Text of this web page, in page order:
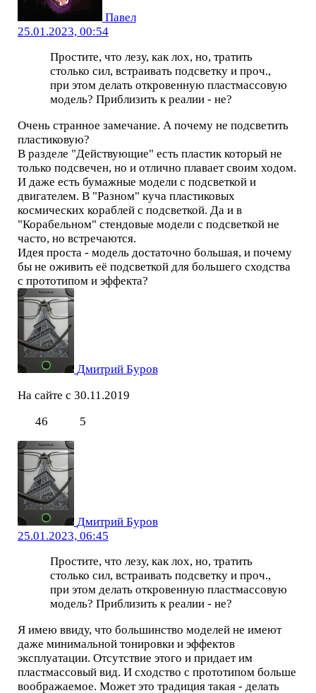
Павел
25.01.2023, 00:54
Простите, что лезу, как лох, но, тратить
столько сил, встраивать подсветку и проч.,
при этом делать откровенную пластмассовую
модель? Приблизить к реалии - не?
Очень странное замечание. А почему не подсветить
пластиковую?
В разделе "Действующие" есть пластик который не
только подсвечен, но и отлично плавает своим ходом.
И даже есть бумажные модели с подсветкой и
двигателем. В "Разном" куча пластиковых
космических кораблей с подсветкой. Да и в
"Корабельном" стендовые модели с подсветкой не
часто, но встречаются.
Идея проста - модель достаточно большая, и почему
бы не оживить её подсветкой для большего сходства
с прототипом и эффекта?
Дмитрий Буров
На сайте с 30.11.2019
46
5
Дмитрий Буров
25.01.2023, 06:45
Простите, что лезу, как лох, но, тратить
столько сил, встраивать подсветку и проч.,
при этом делать откровенную пластмассовую
модель? Приблизить к реалии - не?
Я имею ввиду, что большинство моделей не имеют
даже минимальной тонировки и эффектов
эксплуатации. Отсутствие этого и придает им
пластмассовый вид. И сходство с прототипом больше
воображаемое. Может это традиция такая - делать